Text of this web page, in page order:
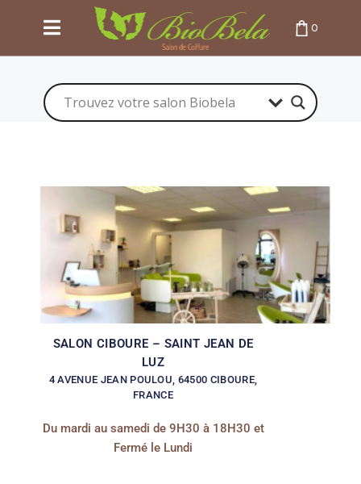
0
SALON CIBOURE – SAINT JEAN DE
LUZ
4 AVENUE JEAN POULOU, 64500 CIBOURE,
FRANCE
Du mardi au samedi de 9H30 à 18H30 et
Fermé le Lundi